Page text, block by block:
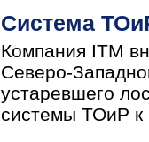
Система
Компания ITM
Северо-
устаревшего
системы ТОиР к